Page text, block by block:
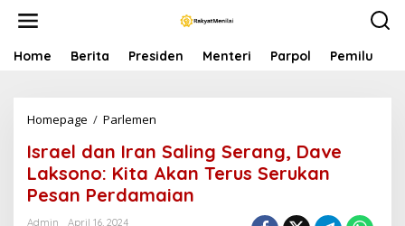
Home Berita Presiden Menteri Parpol Pemilu
Homepage / Parlemen
a
e
l
Israel dan Iran Saling Serang, Dave
Laksono: Kita Akan Terus Serukan
Pesan Perdamaian
Admin
April 16, 2024